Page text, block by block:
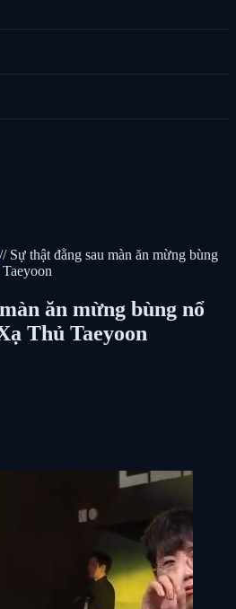
// Sự thật đằng sau màn ăn mừng bùng
ăn mừng bùng nổ
Thủ Taeyoon